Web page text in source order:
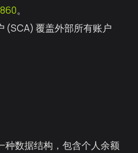
。
(SCA) 覆盖外部所有账户
种数据结构，包含个人余额